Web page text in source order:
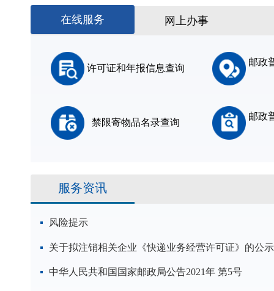
在线服务 网上办事
许可证和年报信息查询
邮政
禁限寄物品名录查询
邮政
服务资讯
风险提示
关于拟注销相关企业《快递业务经营许可证》的公示
中华人民共和国国家邮政局公告2021年 第5号